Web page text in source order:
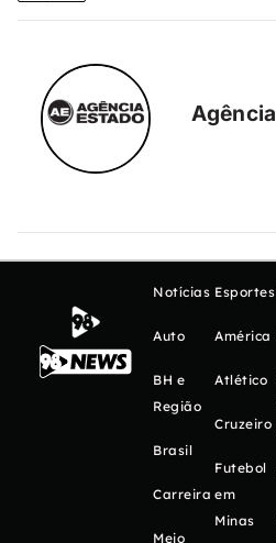
Notícias
Auto
BH e
Região
Brasil
Carreira
Meio
Esportes
América
Atlético
Cruzeiro
Futebol
em
Minas